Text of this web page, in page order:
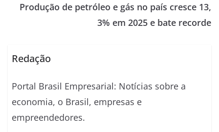
Produção de petróleo e gás no país cresce 13,
3% em 2025 e bate recorde
Redação
Portal Brasil Empresarial: Notícias sobre a
economia, o Brasil, empresas e
empreendedores.